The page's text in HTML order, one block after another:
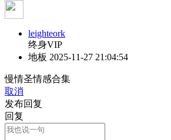
leighteork
终身VIP
地板 2025-11-27 21:04:54
慢情圣情感合集
取消
发布回复
回复